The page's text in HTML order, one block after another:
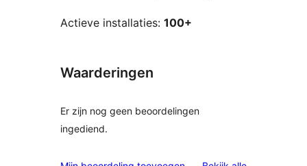
Actieve installaties: 100+
Waarderingen
Er zijn nog geen beoordelingen
ingediend.